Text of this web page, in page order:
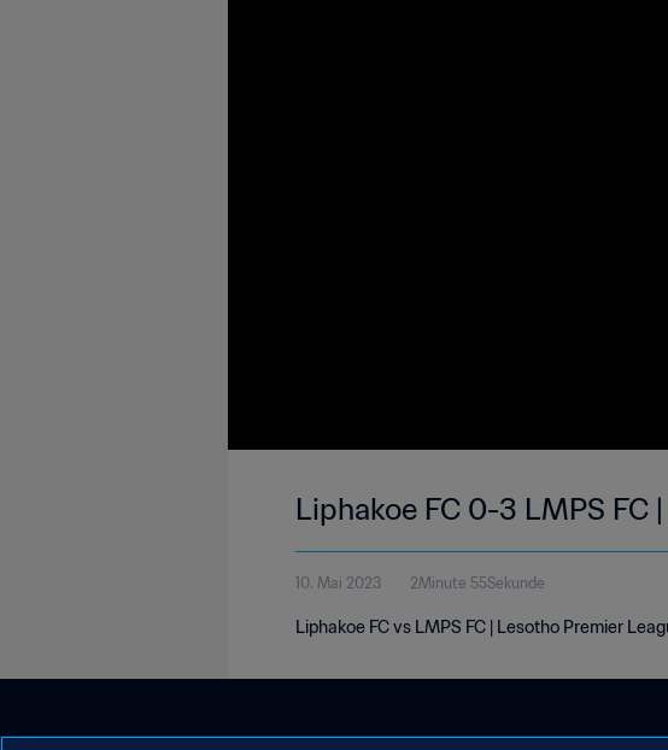
Liphakoe FC 0-3 LMPS FC
10. Mai 2023 2Minute 55Sekunde
Liphakoe FC vs LMPS FC | Lesotho Premier